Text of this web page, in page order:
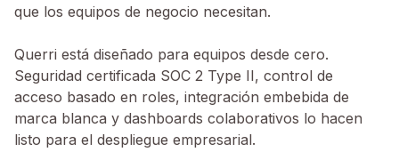
que los equipos de negocio necesitan.
Querri está diseñado para equipos desde cero.
Seguridad certificada SOC 2 Type II, control de
acceso basado en roles, integración embebida de
marca blanca y dashboards colaborativos lo hacen
listo para el despliegue empresarial.